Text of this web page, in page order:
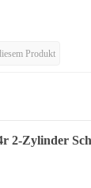
Produkt
2-Zylinder